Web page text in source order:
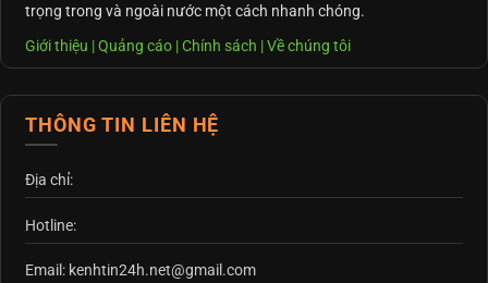
trọng trong và ngoài nước một cách nhanh chóng.
Giới thiệu |Quảng cáo |Chính sách |Về chúng tôi
THÔNG TIN LIÊN HỆ
Địa chỉ:
Hotline:
Email: kenhtin24h.net@gmail.com